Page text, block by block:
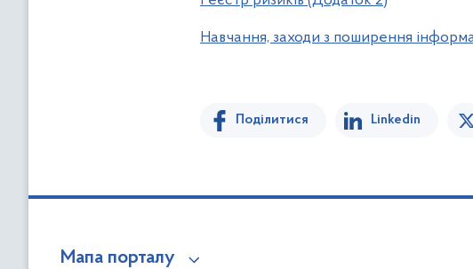
Навчання, заходи з поширення
Поділитися Linkedin
Мапа порталу